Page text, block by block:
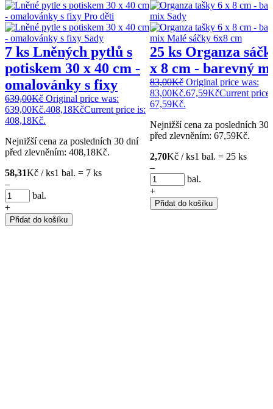
7 ks Lněných pytlů s
potiskem 30 x 40 cm -
omalovánky s fixy
639,00Kč Original price was:
639,00Kč.408,18KčCurrent price is:
408,18Kč.
Nejnižší cena za posledních 30 dní
před zlevněním: 408,18Kč.
58,31Kč / ks1 bal. = 7 ks
–
bal.
+
Přidat do košíku
25 ks Organza
x 8 cm - barevný
83,00Kč Original price was:
83,00Kč.67,59KčCurrent price
67,59Kč.
Nejnižší cena za posledních 30
před zlevněním: 67,59Kč.
2,70Kč / ks1 bal. = 25 ks
–
bal.
+
Přidat do košíku